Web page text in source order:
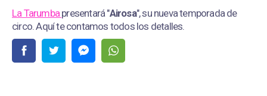
La Tarumbapresentará "Airosa", su nueva temporada de
circo. Aquí te contamos todos los detalles.